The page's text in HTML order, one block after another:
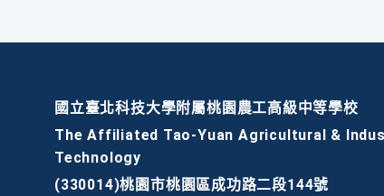
國立臺北科技大學附屬桃園農工高級中等學校
The Affiliated Tao-Yuan Agricultural &
Technology
(330014)桃園市桃園區成功路二段144號